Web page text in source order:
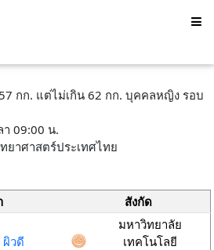
กก. แต่ไม่เกิน 62 กก. บุคคลหญิง รอบ
09:00 น.
าศาสตร์ประเทศไทย
สังกัด
วดี
มหาวิทยาลัย
เทคโนโลยี